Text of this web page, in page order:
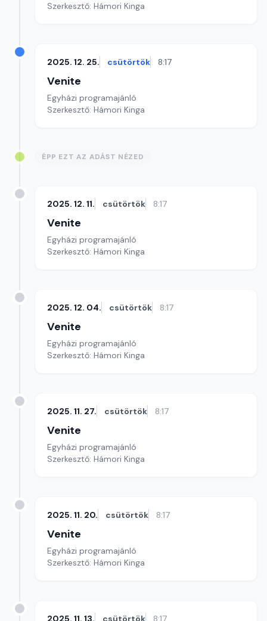
Szerkesztő: Hámori Kinga
2025. 12. 25. csütörtök 8:17
Venite
Egyházi programajánló
Szerkesztő: Hámori Kinga
ÉPP EZT AZ ADÁST NÉZED
2025. 12. 11. csütörtök 8:17
Venite
Egyházi programajánló
Szerkesztő: Hámori Kinga
2025. 12. 04. csütörtök 8:17
Venite
Egyházi programajánló
Szerkesztő: Hámori Kinga
2025. 11. 27. csütörtök 8:17
Venite
Egyházi programajánló
Szerkesztő: Hámori Kinga
2025. 11. 20. csütörtök 8:17
Venite
Egyházi programajánló
Szerkesztő: Hámori Kinga
2025. 11. 13. csütörtök 8:17